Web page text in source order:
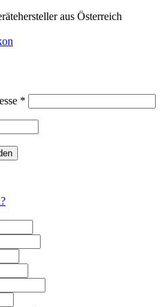
aus Österreich
*